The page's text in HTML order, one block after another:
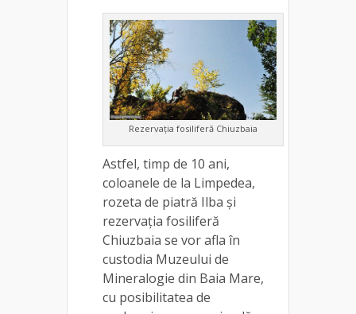
Rezervația fosiliferă Chiuzbaia
Astfel, timp de 10 ani,
coloanele de la Limpedea,
rozeta de piatră Ilba și
rezervația fosiliferă
Chiuzbaia se vor afla în
custodia Muzeului de
Mineralogie din Baia Mare,
cu posibilitatea de